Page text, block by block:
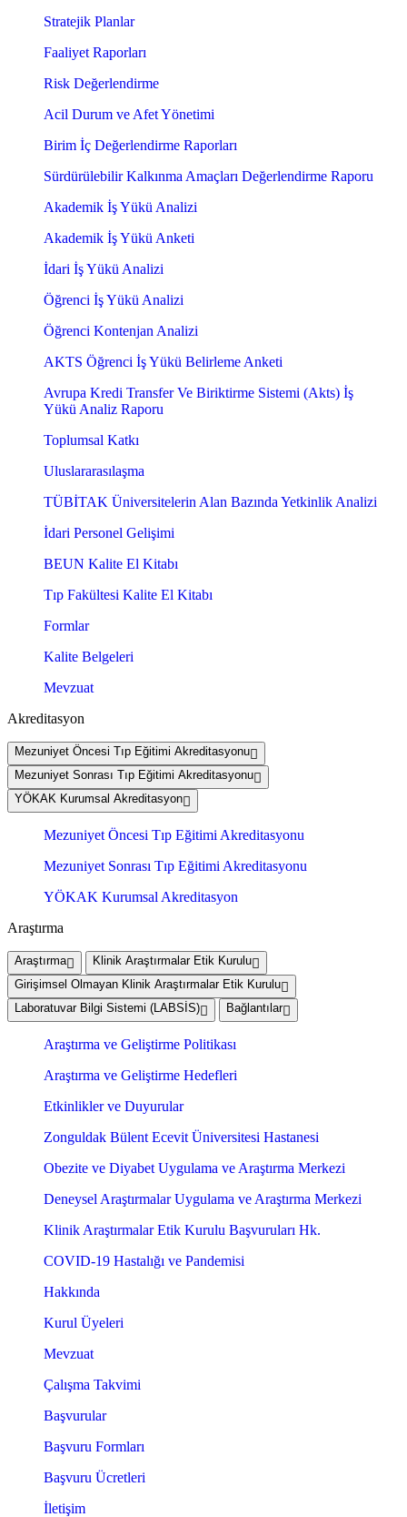
Stratejik Planlar
Faaliyet Raporları
Risk Değerlendirme
Acil Durum ve Afet Yönetimi
Birim İç Değerlendirme Raporları
Sürdürülebilir Kalkınma Amaçları Değerlendirme Raporu
Akademik İş Yükü Analizi
Akademik İş Yükü Anketi
İdari İş Yükü Analizi
Öğrenci İş Yükü Analizi
Öğrenci Kontenjan Analizi
AKTS Öğrenci İş Yükü Belirleme Anketi
Avrupa Kredi Transfer Ve Biriktirme Sistemi (Akts) İş
Yükü Analiz Raporu
Toplumsal Katkı
Uluslararasılaşma
TÜBİTAK Üniversitelerin Alan Bazında Yetkinlik Analizi
İdari Personel Gelişimi
BEUN Kalite El Kitabı
Tıp Fakültesi Kalite El Kitabı
Formlar
Kalite Belgeleri
Mevzuat
Akreditasyon
Mezuniyet Öncesi Tıp Eğitimi Akreditasyonu
Mezuniyet Sonrası Tıp Eğitimi Akreditasyonu
YÖKAK Kurumsal Akreditasyon
Mezuniyet Öncesi Tıp Eğitimi Akreditasyonu
Mezuniyet Sonrası Tıp Eğitimi Akreditasyonu
YÖKAK Kurumsal Akreditasyon
Araştırma
Araştırma
Klinik Araştırmalar Etik Kurulu
Girişimsel Olmayan Klinik Araştırmalar Etik Kurulu
Laboratuvar Bilgi Sistemi (LABSİS)
Bağlantılar
Araştırma ve Geliştirme Politikası
Araştırma ve Geliştirme Hedefleri
Etkinlikler ve Duyurular
Zonguldak Bülent Ecevit Üniversitesi Hastanesi
Obezite ve Diyabet Uygulama ve Araştırma Merkezi
Deneysel Araştırmalar Uygulama ve Araştırma Merkezi
Klinik Araştırmalar Etik Kurulu Başvuruları Hk.
COVID-19 Hastalığı ve Pandemisi
Hakkında
Kurul Üyeleri
Mevzuat
Çalışma Takvimi
Başvurular
Başvuru Formları
Başvuru Ücretleri
İletişim